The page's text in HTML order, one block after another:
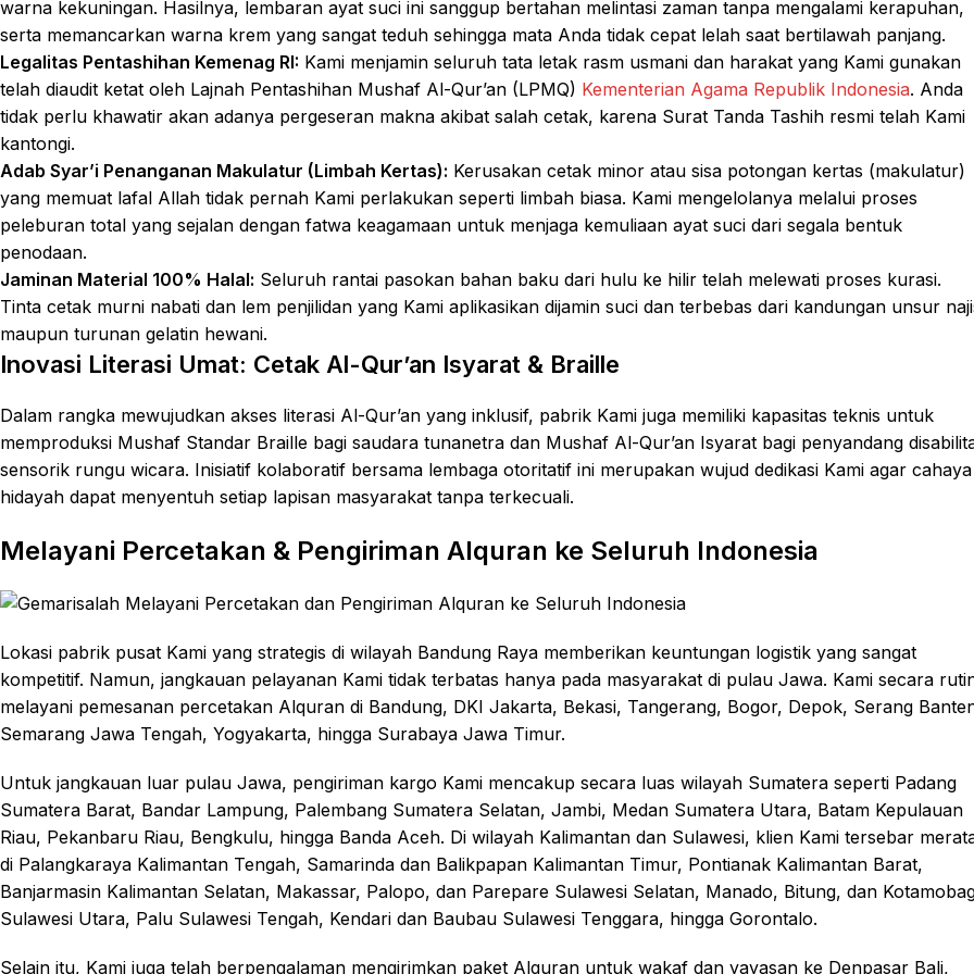
warna kekuningan. Hasilnya, lembaran ayat suci ini sanggup bertahan melintasi zaman tanpa mengalami kerapuhan,
serta memancarkan warna krem yang sangat teduh sehingga mata Anda tidak cepat lelah saat bertilawah panjang.
Legalitas Pentashihan Kemenag RI: Kami menjamin seluruh tata letak rasm usmani dan harakat yang Kami gunakan
telah diaudit ketat oleh Lajnah Pentashihan Mushaf Al-Qur’an (LPMQ) Kementerian Agama Republik Indonesia. Anda
tidak perlu khawatir akan adanya pergeseran makna akibat salah cetak, karena Surat Tanda Tashih resmi telah Kami
kantongi.
Adab Syar’i Penanganan Makulatur (Limbah Kertas): Kerusakan cetak minor atau sisa potongan kertas (makulatur)
yang memuat lafal Allah tidak pernah Kami perlakukan seperti limbah biasa. Kami mengelolanya melalui proses
peleburan total yang sejalan dengan fatwa keagamaan untuk menjaga kemuliaan ayat suci dari segala bentuk
penodaan.
Jaminan Material 100% Halal: Seluruh rantai pasokan bahan baku dari hulu ke hilir telah melewati proses kurasi.
Tinta cetak murni nabati dan lem penjilidan yang Kami aplikasikan dijamin suci dan terbebas dari kandungan unsur
maupun turunan gelatin hewani.
Inovasi Literasi Umat: Cetak Al-Qur’an Isyarat & Braille
Dalam rangka mewujudkan akses literasi Al-Qur’an yang inklusif, pabrik Kami juga memiliki kapasitas teknis untuk
memproduksi Mushaf Standar Braille bagi saudara tunanetra dan Mushaf Al-Qur’an Isyarat bagi penyandang
sensorik rungu wicara. Inisiatif kolaboratif bersama lembaga otoritatif ini merupakan wujud dedikasi Kami agar cahaya
hidayah dapat menyentuh setiap lapisan masyarakat tanpa terkecuali.
Melayani Percetakan & Pengiriman Alquran ke Seluruh Indonesia
Lokasi pabrik pusat Kami yang strategis di wilayah Bandung Raya memberikan keuntungan logistik yang sangat
kompetitif. Namun, jangkauan pelayanan Kami tidak terbatas hanya pada masyarakat di pulau Jawa. Kami secara
melayani pemesanan percetakan Alquran di Bandung, DKI Jakarta, Bekasi, Tangerang, Bogor, Depok, Serang
Semarang Jawa Tengah, Yogyakarta, hingga Surabaya Jawa Timur.
Untuk jangkauan luar pulau Jawa, pengiriman kargo Kami mencakup secara luas wilayah Sumatera seperti Padang
Sumatera Barat, Bandar Lampung, Palembang Sumatera Selatan, Jambi, Medan Sumatera Utara, Batam Kepulauan
Riau, Pekanbaru Riau, Bengkulu, hingga Banda Aceh. Di wilayah Kalimantan dan Sulawesi, klien Kami tersebar
di Palangkaraya Kalimantan Tengah, Samarinda dan Balikpapan Kalimantan Timur, Pontianak Kalimantan Barat,
Banjarmasin Kalimantan Selatan, Makassar, Palopo, dan Parepare Sulawesi Selatan, Manado, Bitung, dan
Sulawesi Utara, Palu Sulawesi Tengah, Kendari dan Baubau Sulawesi Tenggara, hingga Gorontalo.
Selain itu, Kami juga telah berpengalaman mengirimkan paket Alquran untuk wakaf dan yayasan ke Denpasar Bali,